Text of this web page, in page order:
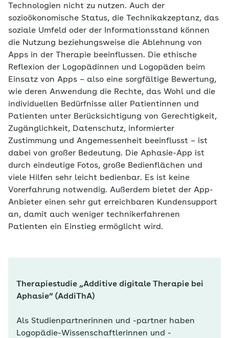
Technologien nicht zu nutzen. Auch der
sozioökonomische Status, die Technikakzeptanz, das
soziale Umfeld oder der Informationsstand können
die Nutzung beziehungsweise die Ablehnung von
Apps in der Therapie beeinflussen. Die ethische
Reflexion der Logopädinnen und Logopäden beim
Einsatz von Apps – also eine sorgfältige Bewertung,
wie deren Anwendung die Rechte, das Wohl und die
individuellen Bedürfnisse aller Patientinnen und
Patienten unter Berücksichtigung von Gerechtigkeit,
Zugänglichkeit, Datenschutz, informierter
Zustimmung und Angemessenheit beeinflusst – ist
dabei von großer Bedeutung. Die Aphasie-App ist
durch eindeutige Fotos, große Bedienflächen und
viele Hilfen sehr leicht bedienbar. Es ist keine
Vorerfahrung notwendig. Außerdem bietet der App-
Anbieter einen sehr gut erreichbaren Kundensupport
an, damit auch weniger technikerfahrenen
Patienten ein Einstieg ermöglicht wird.
Therapiestudie „Additive digitale Therapie bei
Aphasie“ (AddiThA)
Als Studienpartnerinnen und -partner haben
Logopädie-Wissenschaftlerinnen und -